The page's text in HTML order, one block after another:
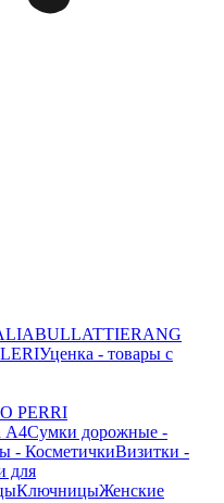
BULLATTIERANG
Уценка - товары с
PERRI
А4Сумки дорожные -
- КосметичкиВизитки -
для
КлючницыЖенские